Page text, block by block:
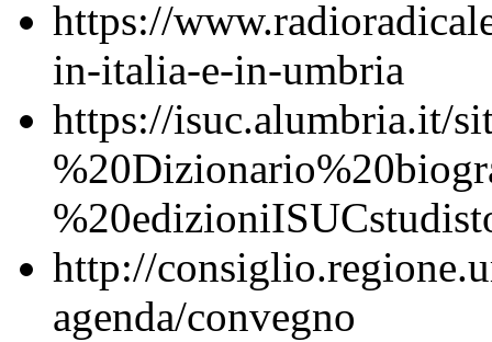
https://
in-italia-e-in-umbria
https://isuc.alumbria.it/
http://
agenda/convegno